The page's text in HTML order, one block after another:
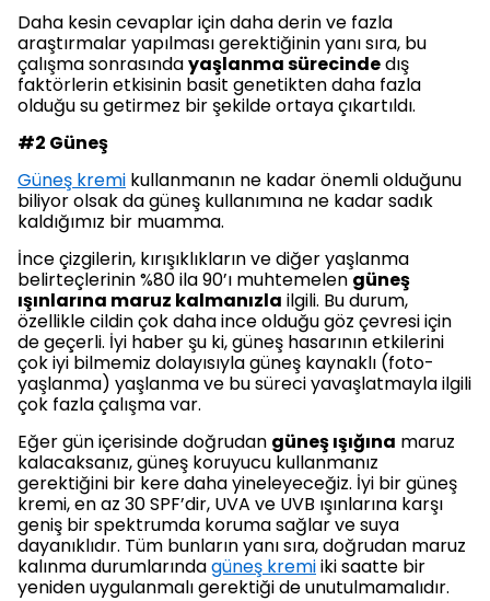
Daha kesin cevaplar için daha derin ve fazla
araştırmalar yapılması gerektiğinin yanı sıra, bu
çalışma sonrasındayaşlanma sürecindedış
faktörlerin etkisinin basit genetikten daha fazla
olduğu su getirmez bir şekilde ortaya çıkartıldı.
#2 Güneş
Güneş kremi kullanmanın ne kadar önemli olduğunu
biliyor olsak da güneş kullanımına ne kadar sadık
kaldığımız bir muamma.
İnce çizgilerin, kırışıklıkların ve diğer yaşlanma
belirteçlerinin %80 ila 90’ı muhtemelen güneş
ışınlarına maruz kalmanızla ilgili. Bu durum,
özellikle cildin çok daha ince olduğu göz çevresi için
de geçerli. İyi haber şu ki, güneş hasarının etkilerini
çok iyi bilmemiz dolayısıyla güneş kaynaklı (foto-
yaşlanma) yaşlanma ve bu süreci yavaşlatmayla ilgili
çok fazla çalışma var.
Eğer gün içerisinde doğrudan güneş ışığına maruz
kalacaksanız, güneş koruyucu kullanmanız
gerektiğini bir kere daha yineleyeceğiz. İyi bir güneş
kremi, en az 30 SPF’dir, UVA ve UVB ışınlarına karşı
geniş bir spektrumda koruma sağlar ve suya
dayanıklıdır. Tüm bunların yanı sıra, doğrudan maruz
kalınma durumlarındagüneş kremiiki saatte bir
yeniden uygulanmalı gerektiği de unutulmamalıdır.